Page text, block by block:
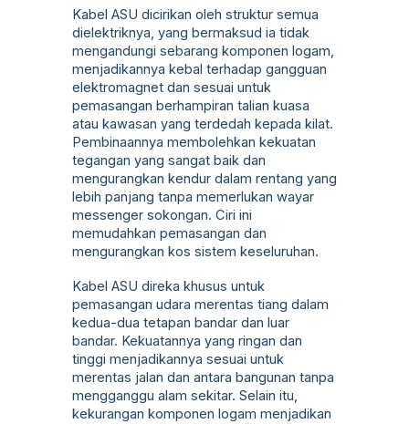
Kabel ASU dicirikan oleh struktur semua
dielektriknya, yang bermaksud ia tidak
mengandungi sebarang komponen logam,
menjadikannya kebal terhadap gangguan
elektromagnet dan sesuai untuk
pemasangan berhampiran talian kuasa
atau kawasan yang terdedah kepada kilat.
Pembinaannya membolehkan kekuatan
tegangan yang sangat baik dan
mengurangkan kendur dalam rentang yang
lebih panjang tanpa memerlukan wayar
messenger sokongan. Ciri ini
memudahkan pemasangan dan
mengurangkan kos sistem keseluruhan.
Kabel ASU direka khusus untuk
pemasangan udara merentas tiang dalam
kedua-dua tetapan bandar dan luar
bandar. Kekuatannya yang ringan dan
tinggi menjadikannya sesuai untuk
merentas jalan dan antara bangunan tanpa
mengganggu alam sekitar. Selain itu,
kekurangan komponen logam menjadikan